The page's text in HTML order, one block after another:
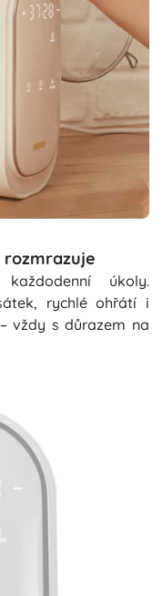
rozmrazuje
úkoly.
rychlé ohřátí i
vždy s důrazem na